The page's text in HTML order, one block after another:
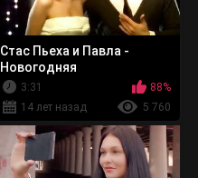
Стас Пьеха и Павла -
Новогодняя
3:31
88%
14 лет назад
5 760